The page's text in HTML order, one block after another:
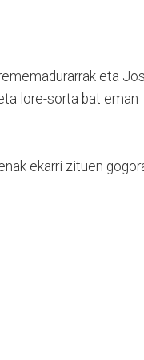
eta
lore-sorta bat eman
ekarri zituen